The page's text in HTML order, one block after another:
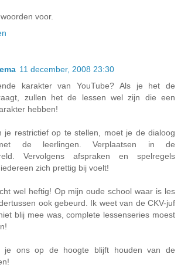
voor.
11 december, 2008 23:30
karakter van YouTube? Als je het de
zullen het de lessen wel zijn die een
hebben!
je restrictief op te stellen, moet je de dialoog
de leerlingen. Verplaatsen in de
Vervolgens afspraken en spelregels
zich prettig bij voelt!
wel heftig! Op mijn oude school waar is les
ook gebeurd. Ik weet van de CKV-juf
blij mee was, complete lessenseries moest
je ons op de hoogte blijft houden van de